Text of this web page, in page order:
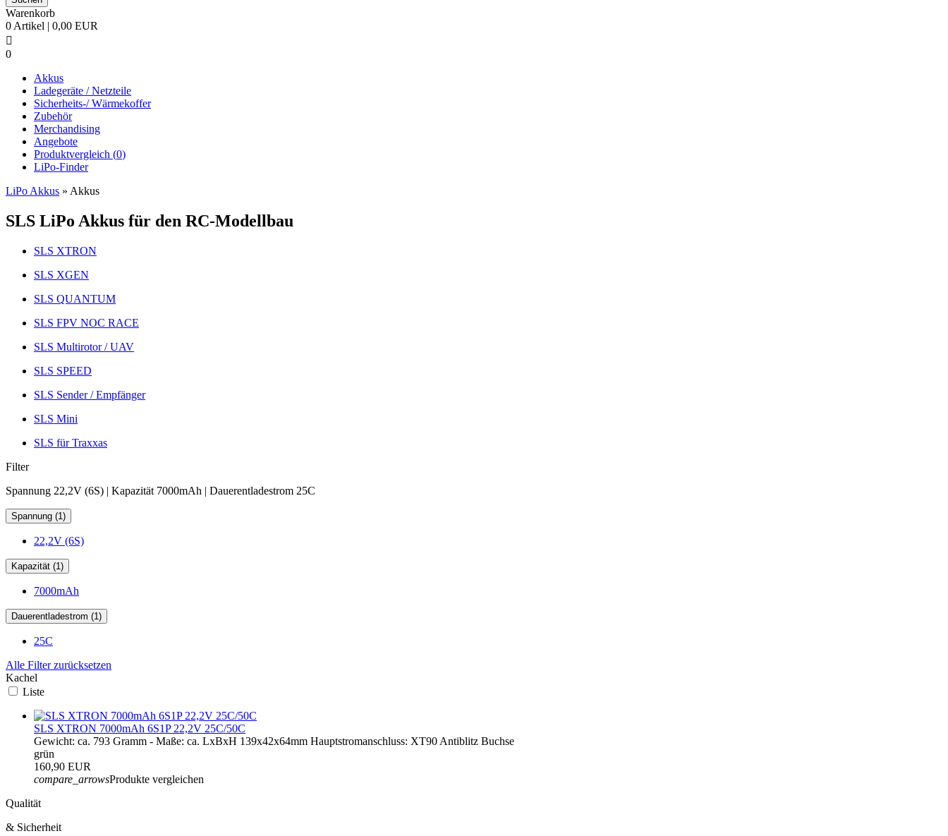
Warenkorb
0 Artikel | 0,00 EUR

0
Akkus
Ladegeräte / Netzteile
Sicherheits-/ Wärmekoffer
Zubehör
Merchandising
Angebote
Produktvergleich (0)
LiPo-Finder
LiPo Akkus » Akkus
SLS LiPo Akkus für den RC-Modellbau
SLS XTRON
SLS XGEN
SLS QUANTUM
SLS FPV NOC RACE
SLS Multirotor / UAV
SLS SPEED
SLS Sender / Empfänger
SLS Mini
SLS für Traxxas
Filter
Spannung 22,2V (6S) | Kapazität 7000mAh | Dauerentladestrom 25C
Spannung (1)
22,2V (6S)
Kapazität (1)
7000mAh
Dauerentladestrom (1)
25C
Alle Filter zurücksetzen
Kachel
Liste
SLS XTRON 7000mAh 6S1P 22,2V 25C/50C
Gewicht: ca. 793 Gramm - Maße: ca. LxBxH 139x42x64mm Hauptstromanschluss: XT90 Antiblitz Buchse
grün
160,90 EUR
compare_arrowsProdukte vergleichen
Qualität
& Sicherheit